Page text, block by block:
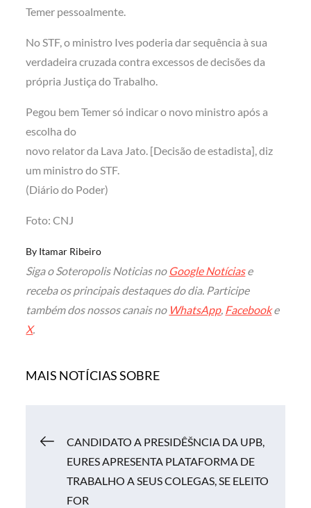
Temer pessoalmente.
No STF, o ministro Ives poderia dar sequência à sua
verdadeira cruzada contra excessos de decisões da
própria Justiça do Trabalho.
Pegou bem Temer só indicar o novo ministro após a
escolha do
novo relator da Lava Jato. [Decisão de estadista], diz
um ministro do STF.
(Diário do Poder)
Foto: CNJ
By Itamar Ribeiro
Siga o Soteropolis Noticias no Google Notíciase
receba os principais destaques do dia. Participe
também dos nossos canais no WhatsApp, Facebooke
X.
MAIS NOTÍCIAS SOBRE
Navegação
de
CANDIDATO A PRESIDÊŠNCIA DA UPB,
EURES APRESENTA PLATAFORMA DE
TRABALHO A SEUS COLEGAS, SE ELEITO
FOR